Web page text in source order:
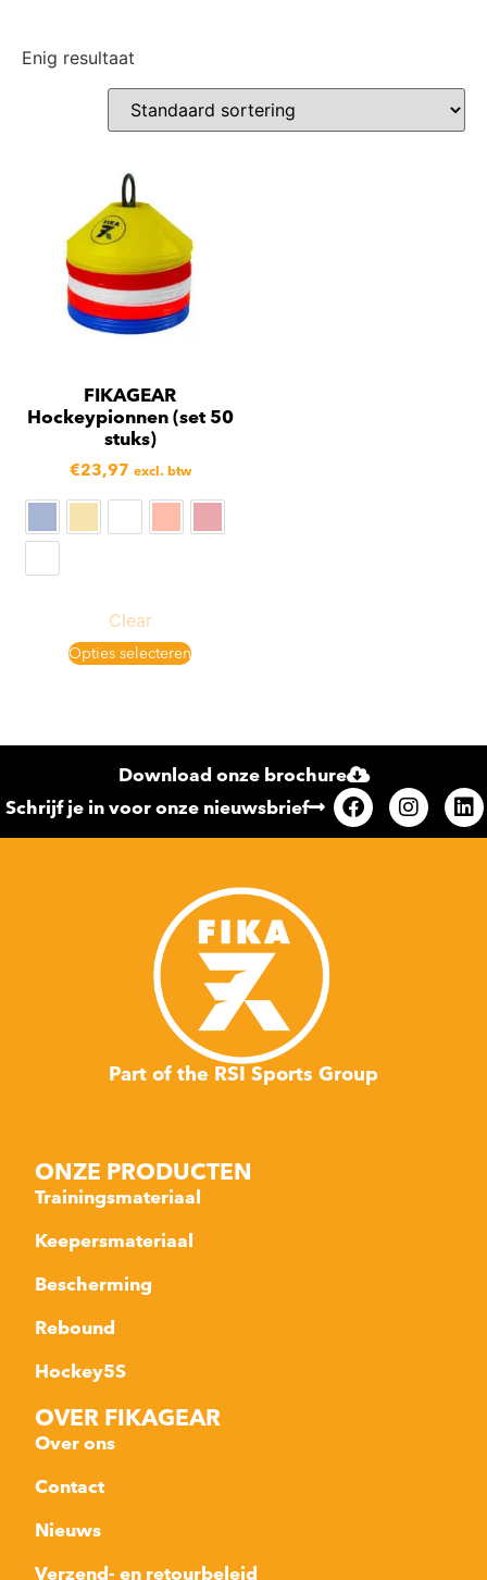
Enig resultaat
FIKAGEAR
Hockeypionnen (set 50
stuks)
€23,97 excl. btw
Clear
Opties selecteren
Download onze brochure
Schrijf je in voor onze nieuwsbrief
Part of the RSI Sports Group
ONZE PRODUCTEN
Trainingsmateriaal
Keepersmateriaal
Bescherming
Rebound
Hockey5S
OVER FIKAGEAR
Over ons
Contact
Nieuws
Verzend- en retourbeleid